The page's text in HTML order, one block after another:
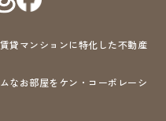
貸マンションに特化した不動産
なお部屋をケン・コーポレーシ